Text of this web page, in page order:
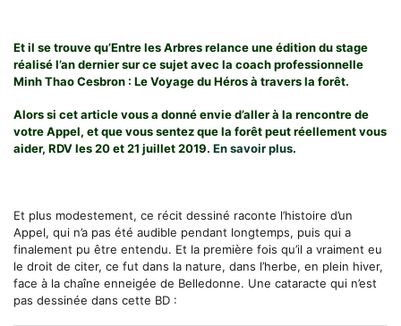
Et il se trouve qu’Entre les Arbres relance une édition du stage
réalisé l’an dernier sur ce sujet avec la coach professionnelle
Minh Thao Cesbron : Le Voyage du Héros à travers la forêt.
Alors si cet article vous a donné envie d’aller à la rencontre de
votre Appel, et que vous sentez que la forêt peut réellement vous
aider, RDV les 20 et 21 juillet 2019. En savoir plus.
Et plus modestement, ce récit dessiné raconte l’histoire d’un
Appel, qui n’a pas été audible pendant longtemps, puis qui a
finalement pu être entendu. Et la première fois qu’il a vraiment eu
le droit de citer, ce fut dans la nature, dans l’herbe, en plein hiver,
face à la chaîne enneigée de Belledonne. Une cataracte qui n’est
pas dessinée dans cette BD :